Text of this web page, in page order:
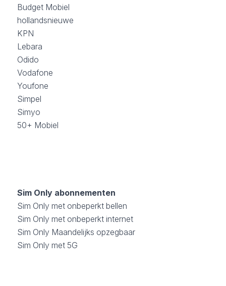
Budget Mobiel
hollandsnieuwe
KPN
Lebara
Odido
Vodafone
Youfone
Simpel
Simyo
50+ Mobiel
Sim Only abonnementen
Sim Only met onbeperkt bellen
Sim Only met onbeperkt internet
Sim Only Maandelijks opzegbaar
Sim Only met 5G